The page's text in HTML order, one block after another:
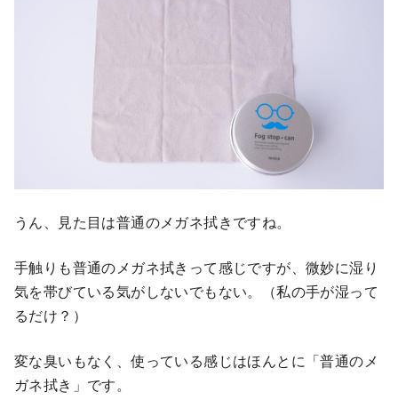
うん、見た目は普通のメガネ拭きですね。
手触りも普通のメガネ拭きって感じですが、微妙に湿り
気を帯びている気がしないでもない。（私の手が湿って
るだけ？）
変な臭いもなく、使っている感じはほんとに「普通のメ
ガネ拭き」です。